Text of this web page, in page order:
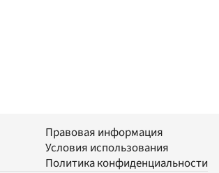
Правовая информация
Условия использования
Политика конфиденциальности